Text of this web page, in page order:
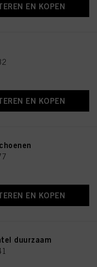
EN KOPEN
EN KOPEN
EN KOPEN
duurzaam